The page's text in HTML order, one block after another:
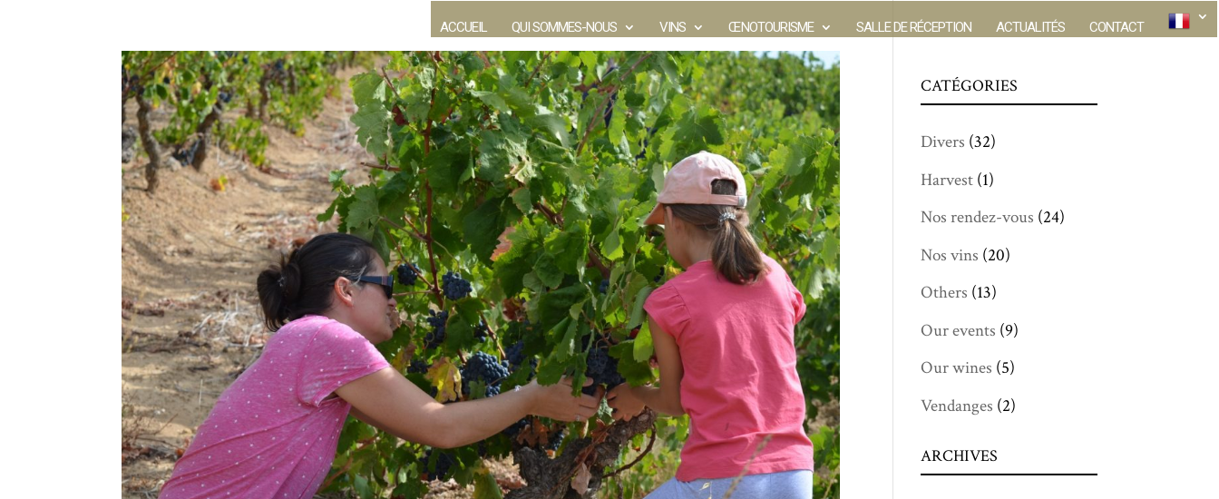
ACCUEIL QUI SOMMES-NOUS VINS ŒNOTOURISME SALLE DE RÉCEPTION ACTUALITÉS CONTACT
CATÉGORIES
Divers (32)
Harvest (1)
Nos rendez-vous (24)
Nos vins (20)
Others (13)
Our events (9)
Our wines (5)
Vendanges (2)
ARCHIVES